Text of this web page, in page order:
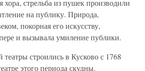
хора, стрельба из пушек производили
на публику. Природа,
покорная его искусству,
и вызывала умиление публики.
строились в Кусково с 1768
этого периода скудны.